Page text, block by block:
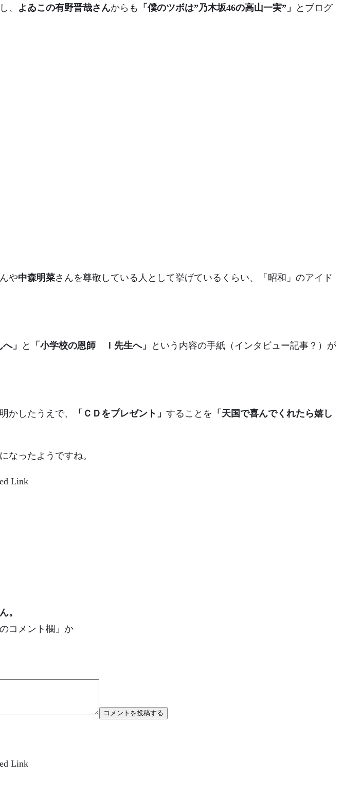
し、 よゐこの有野晋哉さんからも 「僕のツボは”乃木坂46の高山一実”」
とブログ
や中森明菜さんを尊敬している人として挙げているくらい、「昭和」のアイド
」 と 「小学校の恩師 Ｉ先生へ」
という内容の手紙（インタビュー記事？）が
かしたうえで、 「ＣＤをプレゼント」 することを 「天国で喜んでくれたら嬉し
なったようですね。
Link
。
コメント欄」か
Link